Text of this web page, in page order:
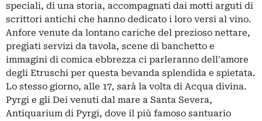
speciali, di una storia, accompagnati dai motti arguti di
scrittori antichi che hanno dedicato i loro versi al vino.
Anfore venute da lontano cariche del prezioso nettare,
pregiati servizi da tavola, scene di banchetto e
immagini di comica ebbrezza ci parleranno dell'amore
degli Etruschi per questa bevanda splendida e spietata.
Lo stesso giorno, alle 17, sarà la volta di Acqua divina.
Pyrgi e gli Dei venuti dal mare a Santa Severa,
Antiquarium di Pyrgi, dove il più famoso santuario